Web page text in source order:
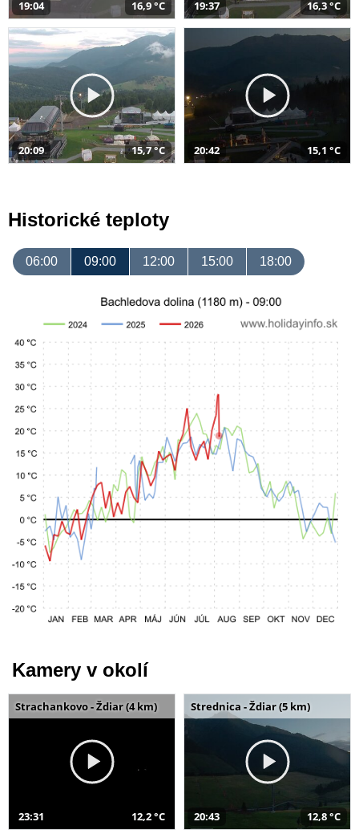
19:04 16,9 °C 19:37 16,3 °C
20:09 15,7 °C 20:42 15,1 °C
Historické teploty
06:00 09:00 12:00 15:00 18:00
Kamery v okolí
Strachankovo - Ždiar (4 km)
23:31 12,2 °C
Strednica - Ždiar (5 km)
20:43 12,8 °C